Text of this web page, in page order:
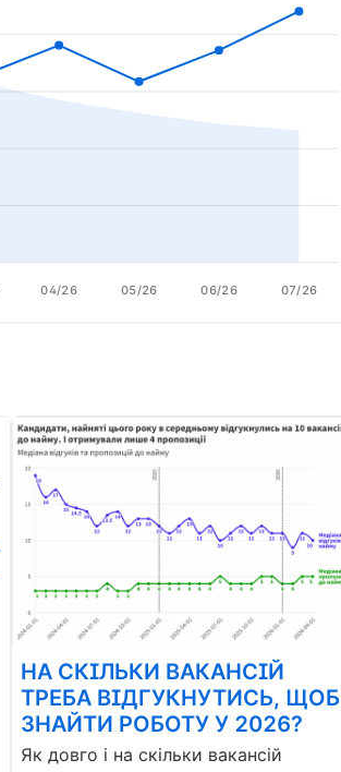
04/26 05/26 06/26 07/26
НА СКІЛЬКИ ВАКАНСІЙ
ТРЕБА ВІДГУКНУТИСЬ, ЩОБ
ЗНАЙТИ РОБОТУ У 2026?
Як довго і на скільки вакансій